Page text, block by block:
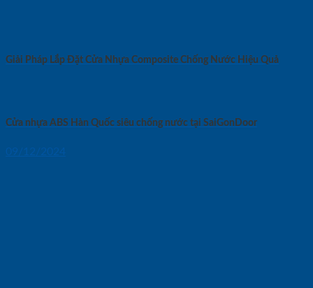
Giải Pháp Lắp Đặt Cửa Nhựa Composite Chống Nước Hiệu Quả
Cửa nhựa ABS Hàn Quốc siêu chống nước tại SaiGonDoor
09/12/2024